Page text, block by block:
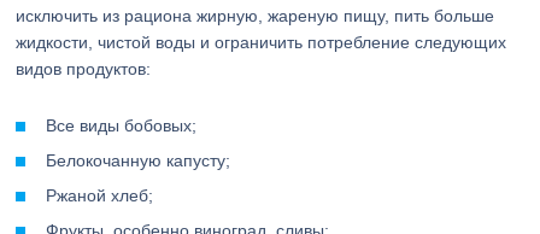
исключить из рациона жирную, жареную пищу, пить больше
жидкости, чистой воды и ограничить потребление следующих
видов продуктов:
Все виды бобовых;
Белокочанную капусту;
Ржаной хлеб;